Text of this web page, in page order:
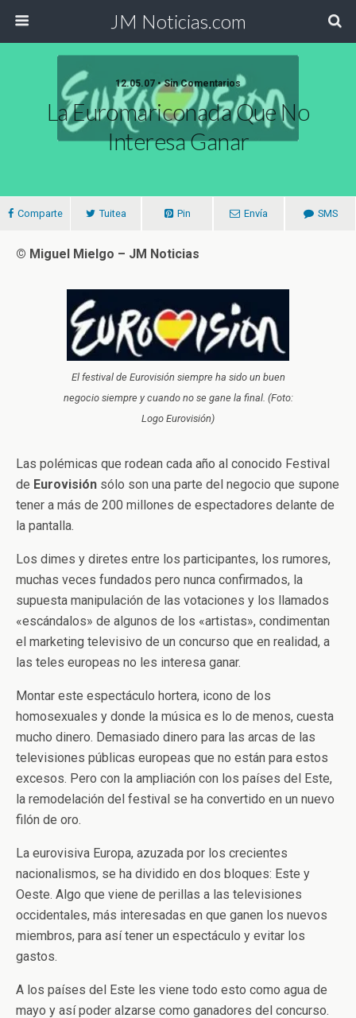
JM Noticias.com
12.05.07 • Sin Comentarios
La Euromariconada Que No
Interesa Ganar
Comparte Tuitea Pin Envía SMS
© Miguel Mielgo – JM Noticias
El festival de Eurovisión siempre ha sido un buen
negocio siempre y cuando no se gane la final. (Foto:
Logo Eurovisión)
Las polémicas que rodean cada año al conocido Festival
de Eurovisión sólo son una parte del negocio que supone
tener a más de 200 millones de espectadores delante de
la pantalla.
Los dimes y diretes entre los participantes, los rumores,
muchas veces fundados pero nunca confirmados, la
supuesta manipulación de las votaciones y los llamados
«escándalos» de algunos de los «artistas», condimentan
el marketing televisivo de un concurso que en realidad, a
las teles europeas no les interesa ganar.
Montar este espectáculo hortera, icono de los
homosexuales y donde la música es lo de menos, cuesta
mucho dinero. Demasiado dinero para las arcas de las
televisiones públicas europeas que no están para estos
excesos. Pero con la ampliación con los países del Este,
la remodelación del festival se ha convertido en un nuevo
filón de oro.
La eurovisiva Europa, azuzada por los crecientes
nacionalismos, se ha dividido en dos bloques: Este y
Oeste. Algo que viene de perillas a las televisiones
occidentales, más interesadas en que ganen los nuevos
miembros, para así tener un espectáculo y evitar los
gastos.
A los países del Este les viene todo esto como agua de
mayo y así poder alzarse como ganadores del concurso.